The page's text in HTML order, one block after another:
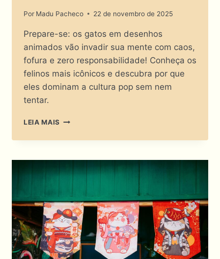
Por Madu Pacheco 22 de novembro de 2025
Prepare-se: os gatos em desenhos
animados vão invadir sua mente com caos,
fofura e zero responsabilidade! Conheça os
felinos mais icônicos e descubra por que
eles dominam a cultura pop sem nem
tentar.
LEIA MAIS GATOS
DESENHOS
QUEM
DEIXOU
TÃO
FAMOSOS
ASSIM?!